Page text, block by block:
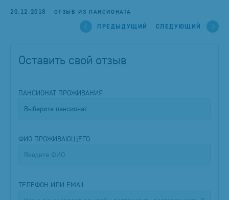
20.12.2018 ОТЗЫВ ИЗ ПАНСИОНАТА
ПРЕДЫДУЩИЙ СЛЕДУЮЩИЙ
Оставить свой отзыв
ПАНСИОНАТ ПРОЖИВАНИЯ
ФИО ПРОЖИВАЮЩЕГО
ТЕЛЕФОН ИЛИ EMAIL